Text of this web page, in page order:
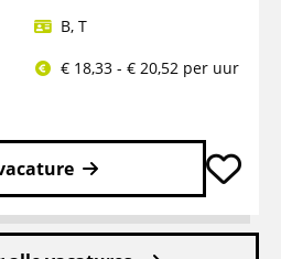
B, T
€ 18,33 - € 20,52 per uur